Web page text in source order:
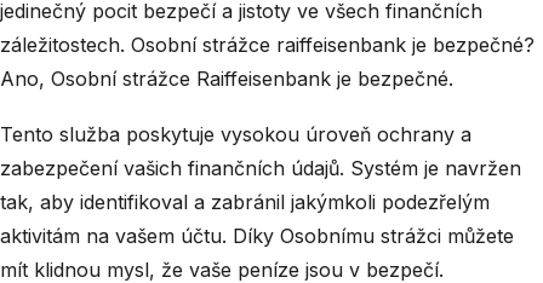
jedinečný pocit bezpečí a jistoty ve všech finančních
záležitostech. Osobní strážce raiffeisenbank je bezpečné?
Ano, Osobní strážce Raiffeisenbank je bezpečné.
Tento služba poskytuje vysokou úroveň ochrany a
zabezpečení vašich finančních údajů. Systém je navržen
tak, aby identifikoval a zabránil jakýmkoli podezřelým
aktivitám na vašem účtu. Díky Osobnímu strážci můžete
mít klidnou mysl, že vaše peníze jsou v bezpečí.